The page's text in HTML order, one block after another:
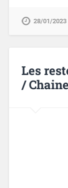
28/01/2023
Les
/